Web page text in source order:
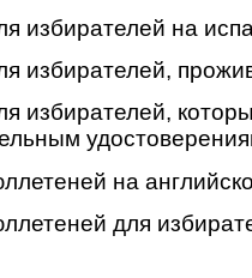
избирателей на
избирателей,
избирателей,
на
для